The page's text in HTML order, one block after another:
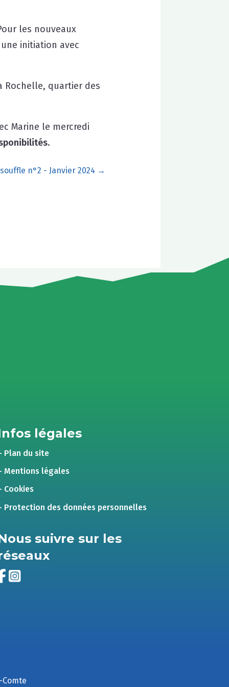
les nouveaux
initiation avec
Rochelle, quartier des
Marine le mercredi
.
n°2 - Janvier 2024 →
légales
Plan du site
Mentions légales
Cookies
Protection des données personnelles
suivre sur les